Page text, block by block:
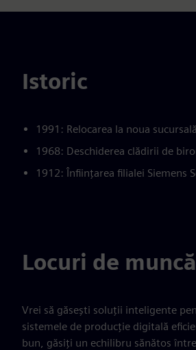
Istoric
1991: Relocarea la noua
1968: Deschiderea clădirii de
1912: Înființarea filialei Siemens
Locuri de
Vrei să găsești soluții inteligente
sistemele de producție digitală
bun, găsiți un echilibru sănătos